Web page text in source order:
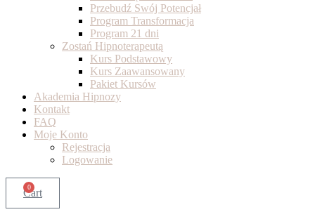
Przebudź Swój Potencjał
Program Transformacja
Program 21 dni
Zostań Hipnoterapeutą
Kurs Podstawowy
Kurs Zaawansowany
Pakiet Kursów
Akademia Hipnozy
Kontakt
FAQ
Moje Konto
Rejestracja
Logowanie
0
Cart